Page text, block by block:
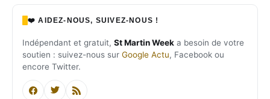
❤️ AIDEZ-NOUS, SUIVEZ-NOUS !
Indépendant et gratuit, St Martin Week a besoin de votre
soutien : suivez-nous sur Google Actu, Facebook ou
encore Twitter.